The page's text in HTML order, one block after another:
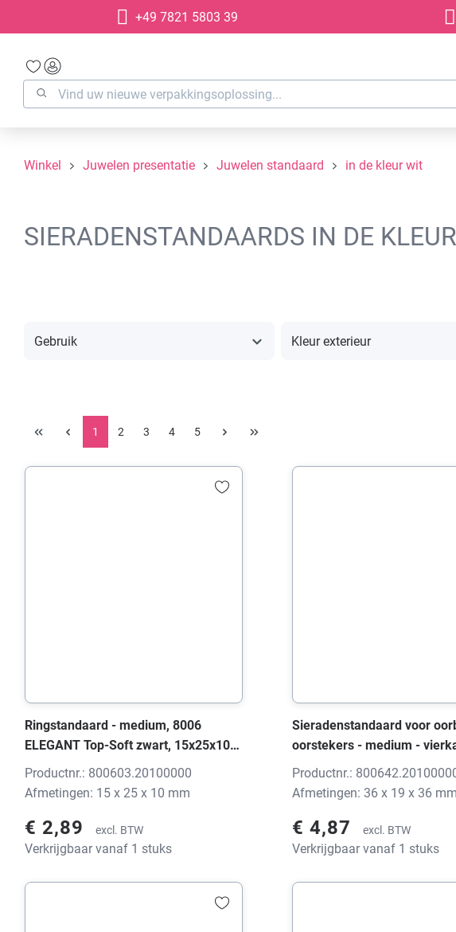
Ga naar de hoofdnavigatie
+49 7821 5803 39
Winkel Juwelen presentatie Juwelen standaard in de kleur wit
SIERADENSTANDAARDS IN DE
Gebruik Kleur exterieur
1 2 3 4 5
Ringstandaard - medium, 8006
ELEGANT Top-Soft zwart, 15x25x10
mm, zonder print
Productnr.: 800603.20100000
Afmetingen: 15 x 25 x 10 mm
€ 2,89 excl. BTW
Verkrijgbaar vanaf 1 stuks
Sieradenstandaard voor
oorstekers - medium -
ELEGANT Top-Soft zwart,
mm, zonder print
Productnr.:
Afmetingen: 36 x 19 x 36 mm
€ 4,87 excl. BTW
Verkrijgbaar vanaf 1 stuks